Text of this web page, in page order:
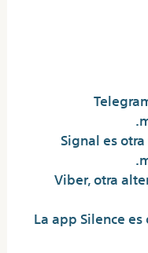
Signal es
Viber, otra
La app Silence